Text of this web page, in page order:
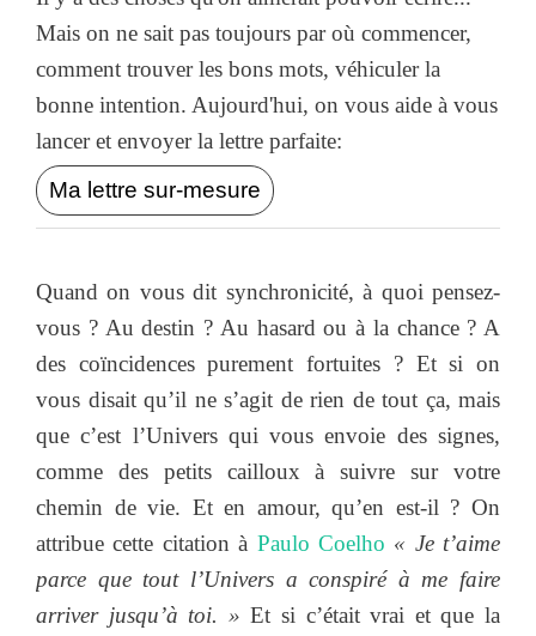
Mais on ne sait pas toujours par où commencer,
comment trouver les bons mots, véhiculer la
bonne intention. Aujourd'hui, on vous aide à vous
lancer et envoyer la lettre parfaite:
Ma lettre sur-mesure
Quand on vous dit synchronicité, à quoi pensez-
vous ? Au destin ? Au hasard ou à la chance ? A
des coïncidences purement fortuites ? Et si on
vous disait qu’il ne s’agit de rien de tout ça, mais
que c’est l’Univers qui vous envoie des signes,
comme des petits cailloux à suivre sur votre
chemin de vie. Et en amour, qu’en est-il ? On
attribue cette citation à Paulo Coelho « Je t’aime
parce que tout l’Univers a conspiré à me faire
arriver jusqu’à toi. »Et si c’était vrai et que la